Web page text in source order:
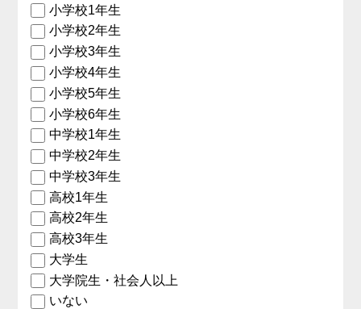
小学校1年生
小学校2年生
小学校3年生
小学校4年生
小学校5年生
小学校6年生
中学校1年生
中学校2年生
中学校3年生
高校1年生
高校2年生
高校3年生
大学生
大学院生・社会人以上
いない